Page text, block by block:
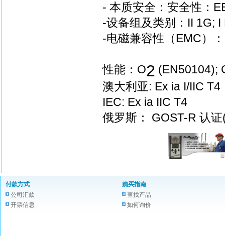
- 本质安全：安全性：
-设备组及类别：II 1G; I
-电磁兼容性（EMC）
性能：O2 (EN50104);
澳大利亚: Ex ia I/IIC T4
IEC: Ex ia IIC T4
俄罗斯： GOST-R 认
付款方式
公司汇款
开票信息
购买指南
查找产品
如何询价